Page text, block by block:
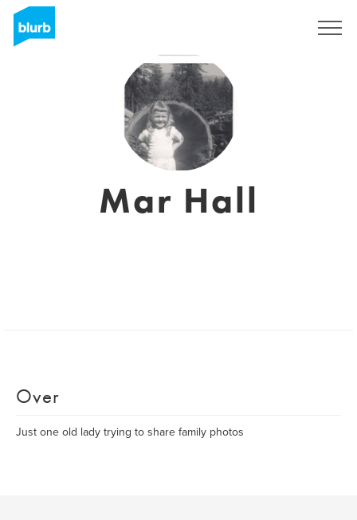
Mar Hall
Over
Just one old lady trying to share family photos